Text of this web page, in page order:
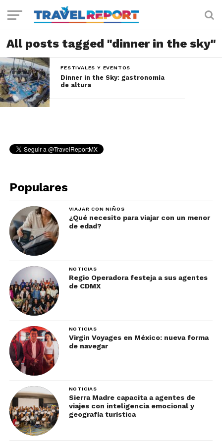
All posts tagged "dinner in the sky"
FESTIVALES Y EVENTOS
Dinner in the Sky: gastronomía
de altura
Populares
VIAJAR CON NIÑOS
¿Qué necesito para viajar con un menor
de edad?
NOTICIAS
Regio Operadora festeja a sus agentes
de CDMX
NOTICIAS
Virgin Voyages en México: nueva forma
de navegar
NOTICIAS
Sierra Madre capacita a agentes de
viajes con inteligencia emocional y
geografía turística